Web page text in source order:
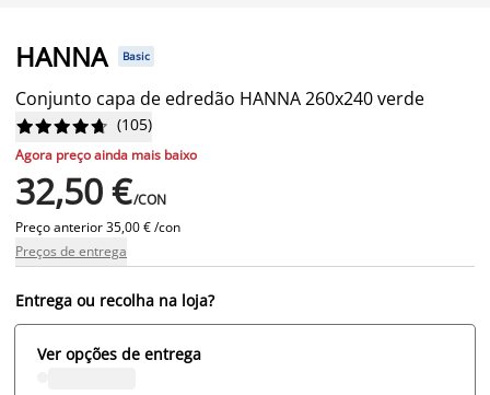
HANNA Basic
Conjunto capa de edredão HANNA 260x240 verde





 (105)
Agora preço ainda mais baixo
32,50 €/CON
Preço anterior35,00 € /con
Preços de entrega
Entrega ou recolha na loja?
Ver opções de entrega